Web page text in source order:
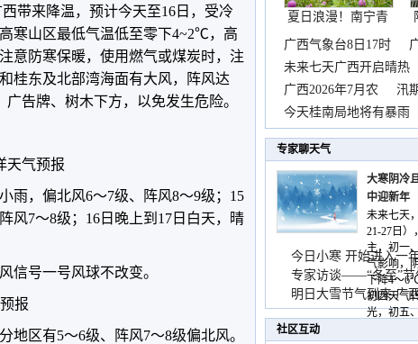
带来降温，预计今天至16日，受冷
寒山区最低气温低至零下4~2℃，高
意防寒保暖，使用燃气或煤炭时，注
桂东及北部湾海面有大风，阵风达
告牌、树木下方，以免发生危险。
天气预报
雨，偏北风6～7级、阵风8～9级；15
风7～8级；16日晚上到17日白天，晴
信号一号风球不改变。
报
区有5～6级、阵风7～8级偏北风。
夏日浪漫！南宁青
秀山
广西气象台8日17时
布
未来七天广西开启晴热
时
广西2026年7月农
汛
份
今天桂南局地将有暴雨
现暴
专家聊天气
大寒阴冷
中迎新年
未来七天
21-27日）
主，初一
气影响，
下降4～
初四天气
光，初五
今日小寒 开始进入一
专家访谈——“冬至”节
温低
明日大雪节气到来 广
天气
社区互动